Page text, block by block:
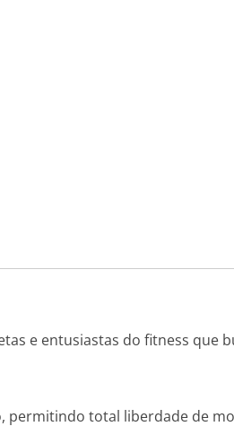
e entusiastas do fitness que
permitindo total liberdade de